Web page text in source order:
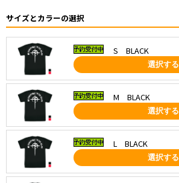
サイズとカラーの選択
S BLACK
選択する
M BLACK
選択する
L BLACK
選択する